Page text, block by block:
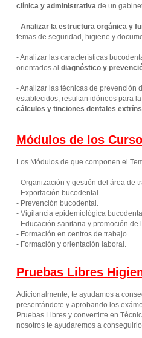
clínica y administrativa de un
- Analizar la estructura orgánica y
temas de seguridad, higiene y
- Analizar las características
orientados al diagnóstico y
- Analizar las técnicas de prevención
establecidos, resultan idóneos para la
cálculos y tinciones dentales
Módulos de los
Los Módulos de que componen el
- Organización y gestión del área de
- Exportación bucodental.
- Prevención bucodental.
- Vigilancia epidemiológica
- Educación sanitaria y promoción de
- Formación en centros de trabajo.
- Formación y orientación laboral.
Pruebas Libres
Adicionalmente, te ayudamos a
presentándote y aprobando los
Pruebas Libres y convertirte en
nosotros te ayudaremos a conseguirlo.